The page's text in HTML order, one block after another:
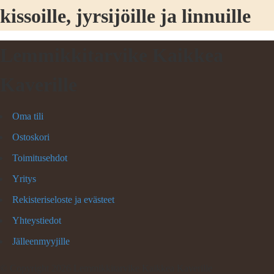
kissoille, jyrsijöille ja linnuille
Oma tili
Ostoskori
Toimitusehdot
Yritys
Rekisteriseloste ja evästeet
Yhteystiedot
Jälleenmyyjille